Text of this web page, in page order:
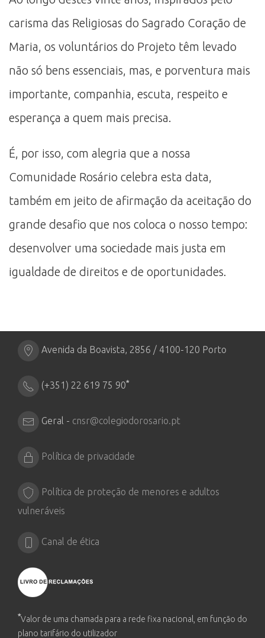
carisma das Religiosas do Sagrado Coração de
Maria, os voluntários do Projeto têm levado
não só bens essenciais, mas, e porventura mais
importante, companhia, escuta, respeito e
esperança a quem mais precisa.
É, por isso, com alegria que a nossa
Comunidade Rosário celebra esta data,
também em jeito de afirmação da aceitação do
grande desafio que nos coloca o nosso tempo:
desenvolver uma sociedade mais justa em
igualdade de direitos e de oportunidades.
Avenida da Boavista, 2856 / 4100-120 Porto
(+351) 22 619 75 90*
Geral - cnsr@colegiodorosario.pt
Política de privacidade
Política de proteção de menores e adultos
vulneráveis
Canal de ética
*Valor de uma chamada para a rede fixa nacional, em função do
plano tarifário do utilizador